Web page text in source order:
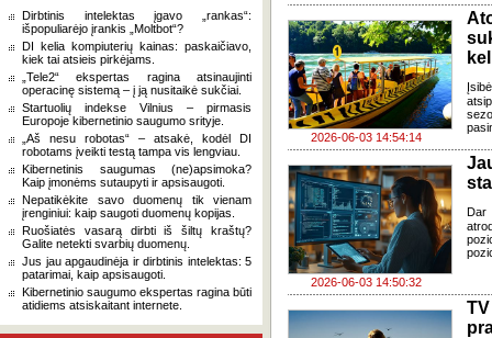
Dirbtinis intelektas įgavo „rankas“:
išpopuliarėjo įrankis „Moltbot“?
DI kelia kompiuterių kainas: paskaičiavo,
kiek tai atsieis pirkėjams.
„Tele2“ ekspertas ragina atsinaujinti
operacinę sistemą – į ją nusitaikė sukčiai.
Startuolių indekse Vilnius – pirmasis
Europoje kibernetinio saugumo srityje.
„Aš nesu robotas“ – atsakė, kodėl DI
robotams įveikti testą tampa vis lengviau.
Kibernetinis saugumas (ne)apsimoka?
Kaip įmonėms sutaupyti ir apsisaugoti.
Nepatikėkite savo duomenų tik vienam
įrenginiui: kaip saugoti duomenų kopijas.
Ruošiatės vasarą dirbti iš šiltų kraštų?
Galite netekti svarbių duomenų.
Jus jau apgaudinėja ir dirbtinis intelektas: 5
patarimai, kaip apsisaugoti.
Kibernetinio saugumo ekspertas ragina būti
atidiems atsiskaitant internete.
2026-06-03 14:54:14
2026-06-03 14:50:32
Dar